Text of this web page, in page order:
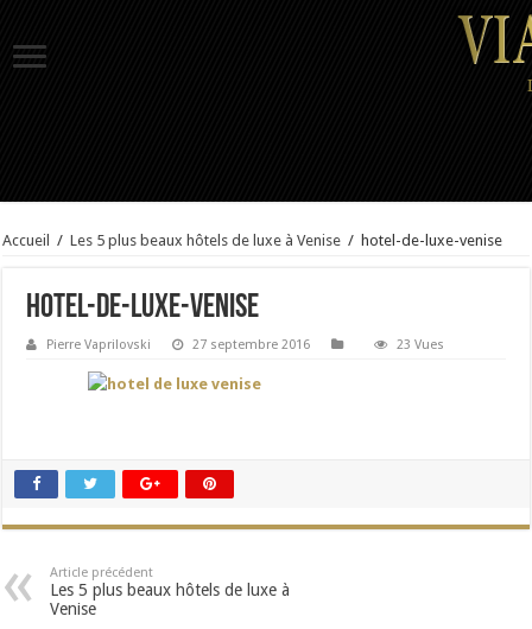
Accueil / Les 5 plus beaux hôtels de luxe à Venise / hotel-de-luxe-venise
hotel-de-luxe-venise
Pierre Vaprilovski 27 septembre 2016 23 Vues
Article précédent
Les 5 plus beaux hôtels de luxe à
Venise